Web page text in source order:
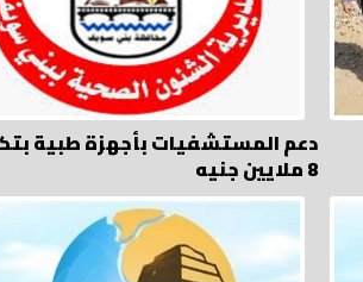
دعم المستشفيات بأجهزة طبية
8 ملايين جنيه